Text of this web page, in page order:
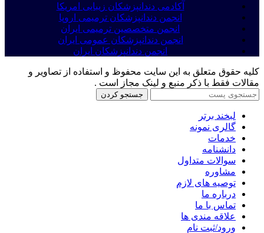
آکادمی دندانپزشکان زیبایی امریکا
انجمن دندانپزشکان ترمیمی اروپا
انجمن متخصصین ترمیمی ایران
انجمن دندانپزشکان عمومی ایران
انجمن دندانپزشکان ایران
کلیه حقوق متعلق به این سایت محفوظ و استفاده از تصاویر و
مقالات فقط با ذکر منبع و لینک مجاز است .
جستجو کردن
لبخند برتر
گالری نمونه
خدمات
دانشنامه
سوالات متداول
مشاوره
توصیه های لازم
درباره ما
تماس با ما
علاقه مندی ها
ورود/ثبت نام